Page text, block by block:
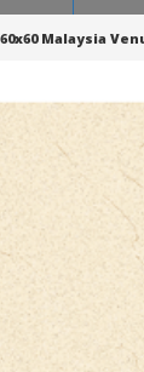
Malaysia